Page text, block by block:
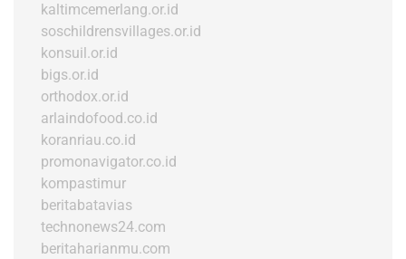
kaltimcemerlang.or.id
soschildrensvillages.or.id
konsuil.or.id
bigs.or.id
orthodox.or.id
arlaindofood.co.id
koranriau.co.id
promonavigator.co.id
kompastimur
beritabatavias
technonews24.com
beritaharianmu.com